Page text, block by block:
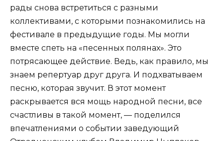
рады снова встретиться с разными
коллективами, с которыми познакомились на
фестивале в предыдущие годы. Мы могли
вместе спеть на «песенных полянах». Это
потрясающее действие. Ведь, как правило, мы
знаем репертуар друг друга. И подхватываем
песню, которая звучит. В этот момент
раскрывается вся мощь народной песни, все
счастливы в такой момент, — поделился
впечатлениями о событии заведующий